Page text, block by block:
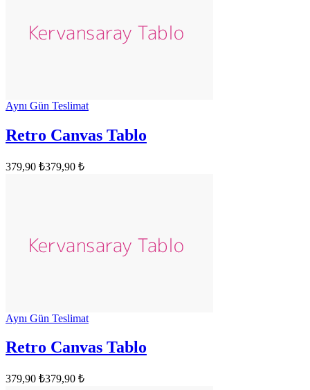
Aynı Gün Teslimat
Retro Canvas Tablo
379,90 ₺379,90 ₺
Aynı Gün Teslimat
Retro Canvas Tablo
379,90 ₺379,90 ₺